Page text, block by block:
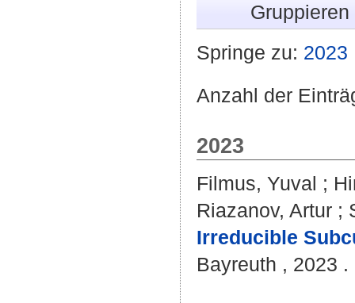
Springe zu: 2023
Anzahl der
2023
Filmus, Yuval ;
Riazanov, Artur ;
Irreducible
Bayreuth , 2023 .